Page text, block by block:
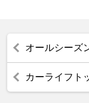
オールシーズ
カーライフト